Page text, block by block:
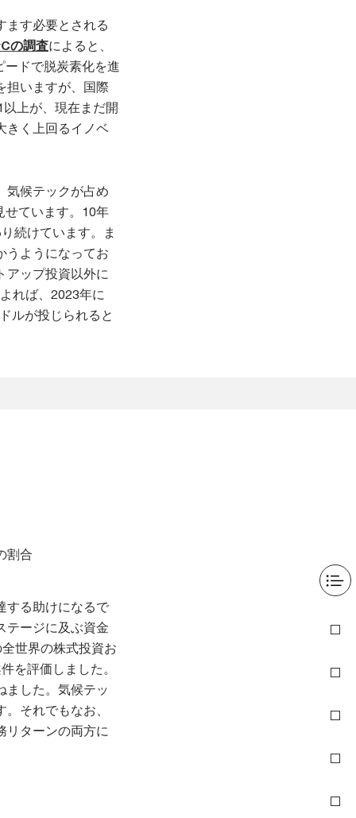
ます必要とされる
の調査によると、
ドで脱炭素化を進
担いますが、国際
上が、現在まだ開
きく上回るイノベ
気候テックが占め
せています。10年
続けています。ま
うようになってお
アップ投資以外に
れば、2023年に
ルが投じられると
割合
する助けになるで
テージに及ぶ資金
世界の株式投資お
を評価しました。
ました。気候テッ
それでもなお、
リターンの両方に